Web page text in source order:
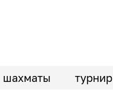
шахматы турнир